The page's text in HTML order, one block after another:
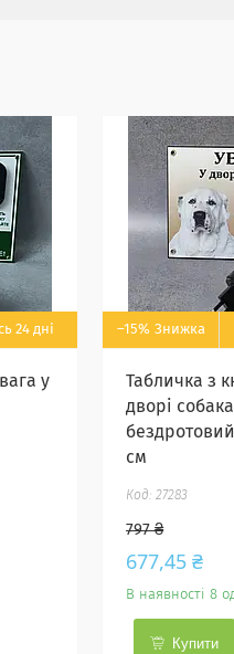
24 дні
у
–15%
Табличка з
дворі
см
27283
797 ₴
677,45 ₴
В наявності 8
Купити